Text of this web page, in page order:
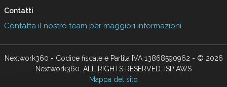
Contatti
Contatta il nostro team per maggiori informazioni
Nextwork360 - Codice fiscale e Partita IVA 13868590962 - © 2026
Nextwork360. ALL RIGHTS RESERVED. ISP AWS
Mappa del sito